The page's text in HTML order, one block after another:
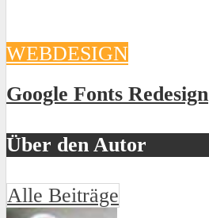
WEBDESIGN
Google Fonts Redesign
Über den Autor
Alle Beiträge